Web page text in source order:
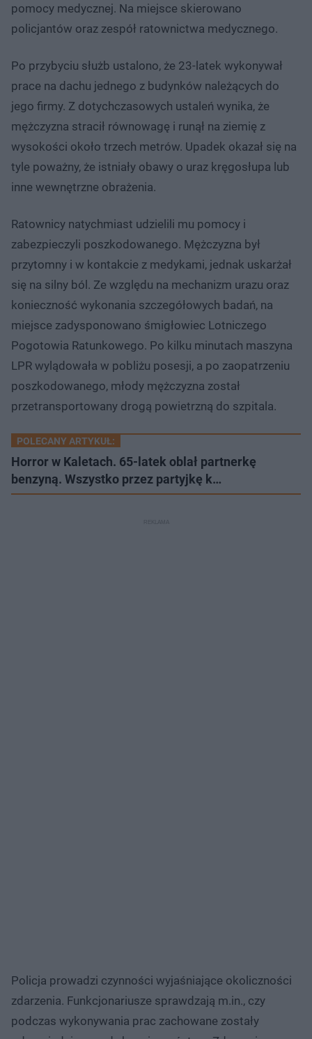
pomocy medycznej. Na miejsce skierowano
policjantów oraz zespół ratownictwa medycznego.
Po przybyciu służb ustalono, że 23-latek wykonywał
prace na dachu jednego z budynków należących do
jego firmy. Z dotychczasowych ustaleń wynika, że
mężczyzna stracił równowagę i runął na ziemię z
wysokości około trzech metrów. Upadek okazał się na
tyle poważny, że istniały obawy o uraz kręgosłupa lub
inne wewnętrzne obrażenia.
Ratownicy natychmiast udzielili mu pomocy i
zabezpieczyli poszkodowanego. Mężczyzna był
przytomny i w kontakcie z medykami, jednak uskarżał
się na silny ból. Ze względu na mechanizm urazu oraz
konieczność wykonania szczegółowych badań, na
miejsce zadysponowano śmigłowiec Lotniczego
Pogotowia Ratunkowego. Po kilku minutach maszyna
LPR wylądowała w pobliżu posesji, a po zaopatrzeniu
poszkodowanego, młody mężczyzna został
przetransportowany drogą powietrzną do szpitala.
POLECANY ARTYKUŁ:
Horror w Kaletach. 65-latek oblał partnerkę
benzyną. Wszystko przez partyjkę k…
Policja prowadzi czynności wyjaśniające okoliczności
zdarzenia. Funkcjonariusze sprawdzają m.in., czy
podczas wykonywania prac zachowane zostały